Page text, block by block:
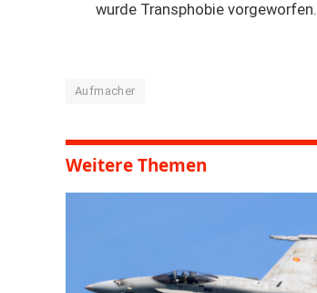
wurde Transphobie vorgeworfen.
Aufmacher
Weitere Themen